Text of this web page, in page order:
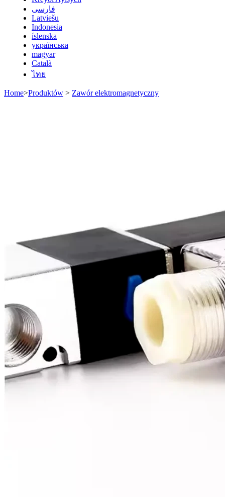
فارسی
Latviešu
Indonesia
íslenska
українська
magyar
Català
ไทย
Home>Produktów > Zawór elektromagnetyczny